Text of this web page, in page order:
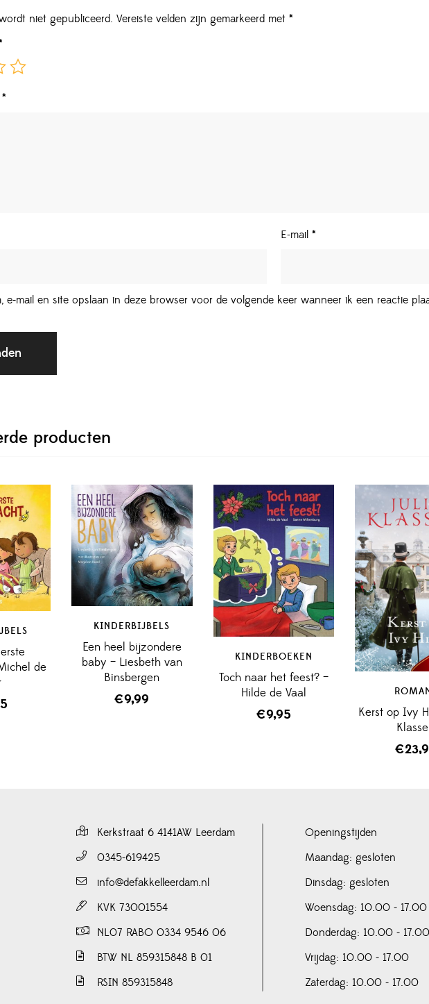
niet gepubliceerd. Vereiste velden zijn gemarkeerd met *
*
E-mail *
e-mail en site opslaan in deze browser voor de volgende keer wanneer ik een reactie
producten
de
KINDERBIJBELS
Een heel bijzondere
baby – Liesbeth van
Binsbergen
€9,99
KINDERBOEKEN
Toch naar het feest? –
Hilde de Vaal
€9,95
Kerst op Ivy
€
Kerkstraat 6 4141AW Leerdam
0345-619425
info@defakkelleerdam.nl
KVK 73001554
NL07 RABO 0334 9546 06
BTW NL 859315848 B 01
RSIN 859315848
Openingstijden
Maandag: gesloten
Dinsdag: gesloten
Woensdag: 10.00 - 17.00
Donderdag: 10.00 - 17.00
Vrijdag: 10.00 - 17.00
Zaterdag: 10.00 - 17.00